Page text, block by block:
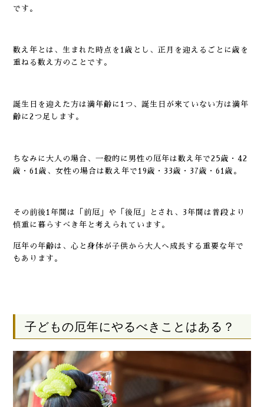
です。
数え年とは、生まれた時点を1歳とし、正月を迎えるごとに歳を
重ねる数え方のことです。
誕生日を迎えた方は満年齢に1つ、誕生日が来ていない方は満年
齢に2つ足します。
ちなみに大人の場合、一般的に男性の厄年は数え年で25歳・42
歳・61歳、女性の場合は数え年で19歳・33歳・37歳・61歳。
その前後1年間は「前厄」や「後厄」とされ、3年間は普段より
慎重に暮らすべき年と考えられています。
厄年の年齢は、心と身体が子供から大人へ成長する重要な年で
もあります。
子どもの厄年にやるべきことはある？